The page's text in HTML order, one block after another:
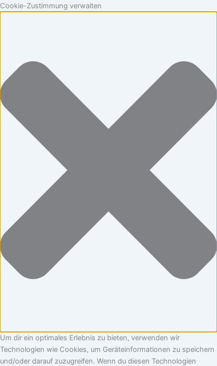
Cookie-Zustimmung verwalten
Um dir ein optimales Erlebnis zu bieten, verwenden wir
Technologien wie Cookies, um Geräteinformationen zu speichern
und/oder darauf zuzugreifen. Wenn du diesen Technologien